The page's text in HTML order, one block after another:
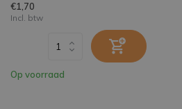
€1,70
Incl. btw
Op voorraad